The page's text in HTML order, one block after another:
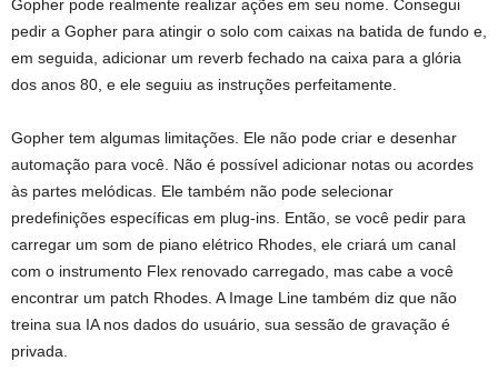
Gopher pode realmente realizar ações em seu nome. Consegui
pedir a Gopher para atingir o solo com caixas na batida de fundo e,
em seguida, adicionar um reverb fechado na caixa para a glória
dos anos 80, e ele seguiu as instruções perfeitamente.
Gopher tem algumas limitações. Ele não pode criar e desenhar
automação para você. Não é possível adicionar notas ou acordes
às partes melódicas. Ele também não pode selecionar
predefinições específicas em plug-ins. Então, se você pedir para
carregar um som de piano elétrico Rhodes, ele criará um canal
com o instrumento Flex renovado carregado, mas cabe a você
encontrar um patch Rhodes. A Image Line também diz que não
treina sua IA nos dados do usuário, sua sessão de gravação é
privada.